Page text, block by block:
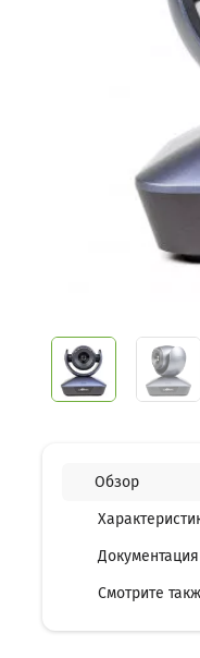
Обзор
Документация
Смотрите